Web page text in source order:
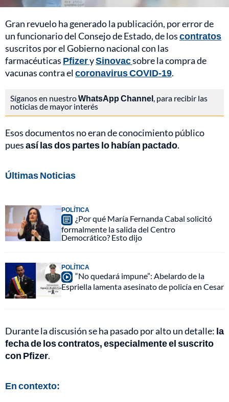
Gran revuelo ha generado la publicación, por error de
un funcionario del Consejo de Estado, de loscontratos
suscritos por el Gobierno nacional con las
farmacéuticas PfizerySinovacsobre la compra de
vacunas contra elcoronavirus COVID-19.
Síganos en nuestroWhatsApp Channel , para recibir las
noticias de mayor interés
Esos documentos no eran de conocimiento público
puesasí las dos partes lo habían pactado.
Últimas Noticias
POLÍTICA
¿Por qué María Fernanda Cabal solicitó
formalmente la salida del Centro
Democrático? Esto dijo
POLÍTICA
“No quedará impune”: Abelardo de la
Espriella lamenta asesinato de policía en Cesar
Durante la discusión se ha pasado por alto un detalle: la
fecha de los contratos, especialmente el suscrito
con Pfizer.
En contexto: